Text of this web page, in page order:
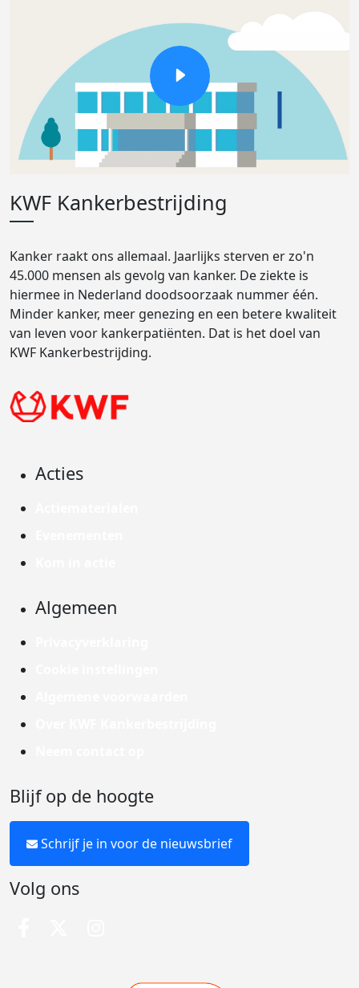
KWF Kankerbestrijding
Kanker raakt ons allemaal. Jaarlijks sterven er zo'n
45.000 mensen als gevolg van kanker. De ziekte is
hiermee in Nederland doodsoorzaak nummer één.
Minder kanker, meer genezing en een betere kwaliteit
van leven voor kankerpatiënten. Dat is het doel van
KWF Kankerbestrijding.
Acties
Algemeen
Blijf op de hoogte
Schrijf je in voor de nieuwsbrief
Volg ons